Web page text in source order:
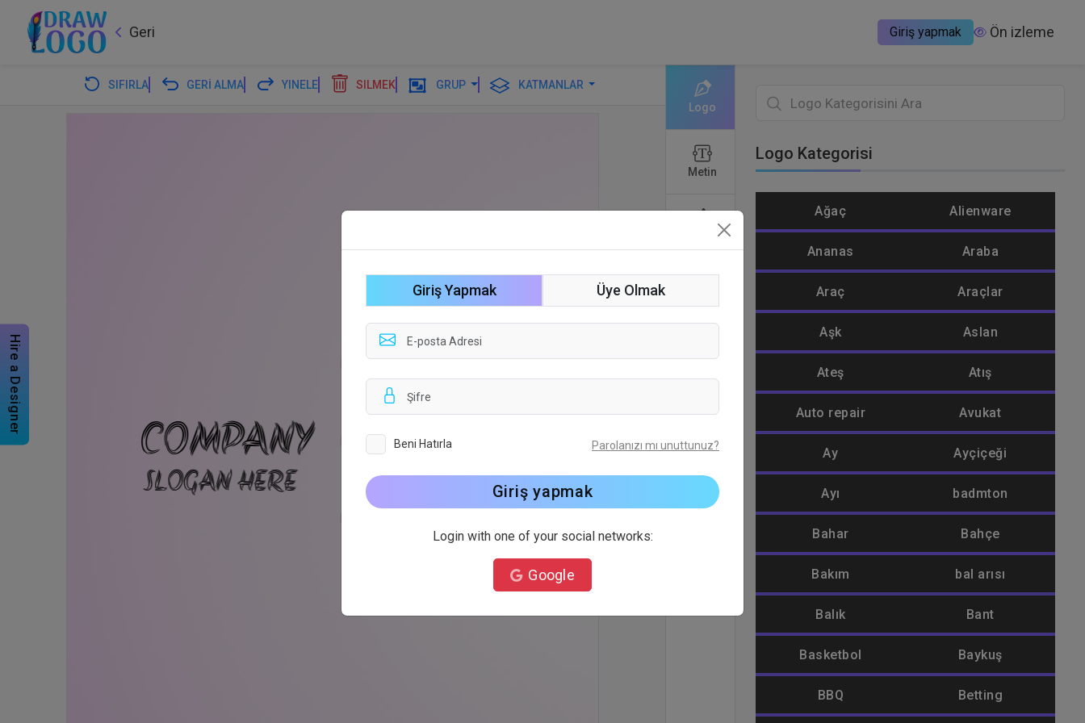
Geri Giriş yapmak Ön izleme
Hire a Designer
SIFIRLA GERİ ALMA YINELE SILMEK GRUP
KATMANLAR
Logo
Metin
Şekiller
Logo Kategorisi
Ağaç Alienware
Ananas Araba
Araç Araçlar
Aşk Aslan
Ateş Atış
Auto repair Avukat
Ay Ayçiçeği
Ayı badmton
Bahar Bahçe
Bakım bal arısı
Balık Bant
Basketbol Baykuş
BBQ Betting
Giriş Yapmak Üye Olmak
Beni Hatırla Parolanızı mı unuttunuz?
Giriş yapmak
Login with one of your social networks:
Google